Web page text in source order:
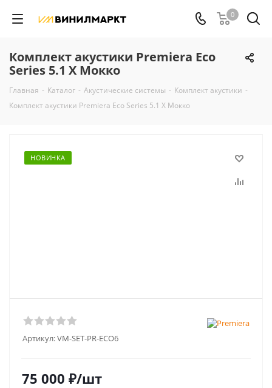
0
Комплект акустики Premiera Eco
Series 5.1 X Мокко
Главная - Каталог - Акустические системы - Комплект акустики -
Комплект акустики Premiera Eco Series 5.1 X Мокко
НОВИНКА
Артикул:VM-SET-PR-ECO6
75 000 ₽/шт